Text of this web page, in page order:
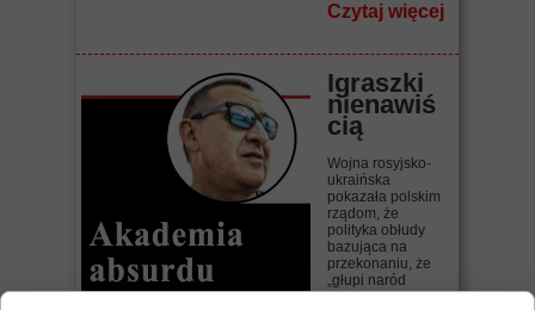
Czytaj więcej
Igraszki
nienawiś
cią
Wojna rosyjsko-
ukraińska
pokazała polskim
rządom, że
polityka obłudy
bazująca na
przekonaniu, że
„głupi naród
wszystko...